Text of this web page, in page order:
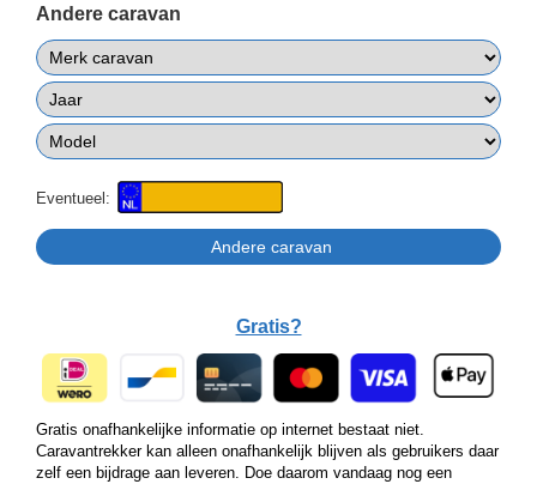
Andere caravan
Eventueel:
Gratis?
Gratis onafhankelijke informatie op internet bestaat niet.
Caravantrekker kan alleen onafhankelijk blijven als gebruikers daar
zelf een bijdrage aan leveren. Doe daarom vandaag nog een